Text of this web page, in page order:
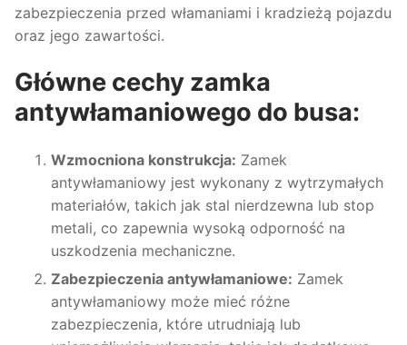
zabezpieczenia przed włamaniami i kradzieżą pojazdu
oraz jego zawartości.
Główne cechy zamka
antywłamaniowego do busa:
Wzmocniona konstrukcja: Zamek
antywłamaniowy jest wykonany z wytrzymałych
materiałów, takich jak stal nierdzewna lub stop
metali, co zapewnia wysoką odporność na
uszkodzenia mechaniczne.
Zabezpieczenia antywłamaniowe: Zamek
antywłamaniowy może mieć różne
zabezpieczenia, które utrudniają lub